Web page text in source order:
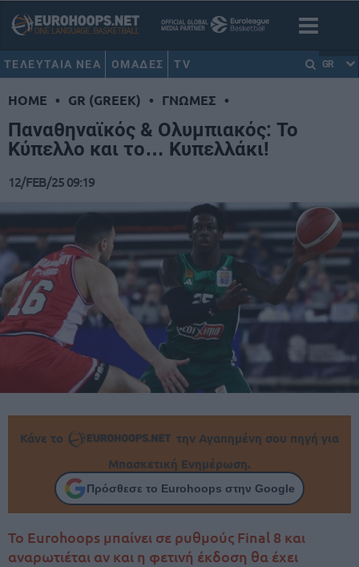
ΤΕΛΕΥΤΑΙΑ ΝΕΑ ΟΜΑΔΕΣ TV GR
HOME • GR (GREEK) • ΓΝΩΜΕΣ •
Παναθηναϊκός & Ολυμπιακός: Το
Κύπελλο και το… Κυπελλάκι!
12/FEB/25 09:19
Κάνε το
την Αγαπημένη σου πηγή για
Μπασκετική Ενημέρωση.
Πρόσθεσε το Eurohoops στην Google
Το Eurohoops μπαίνει σε ρυθμούς Final 8 και
αναρωτιέται αν και η φετινή έκδοση θα έχει